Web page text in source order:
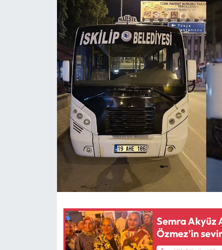
Semra Akyüz
Özmez’in
Ekonomi
İskilip Haberleri
Kargı Haberleri
Laçin Haberleri
Mecitözü Haberleri